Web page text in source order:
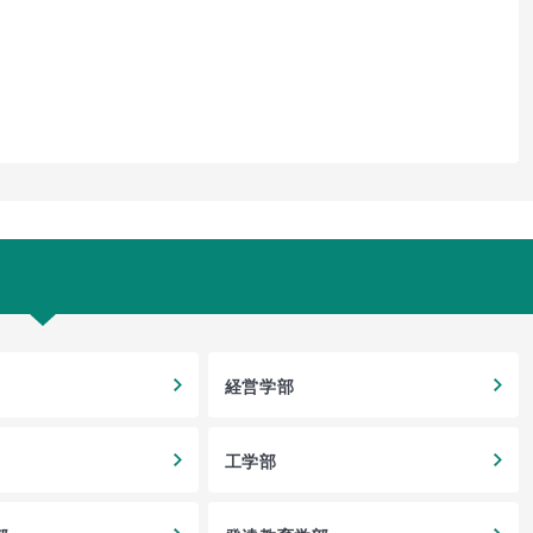
経営学部
工学部